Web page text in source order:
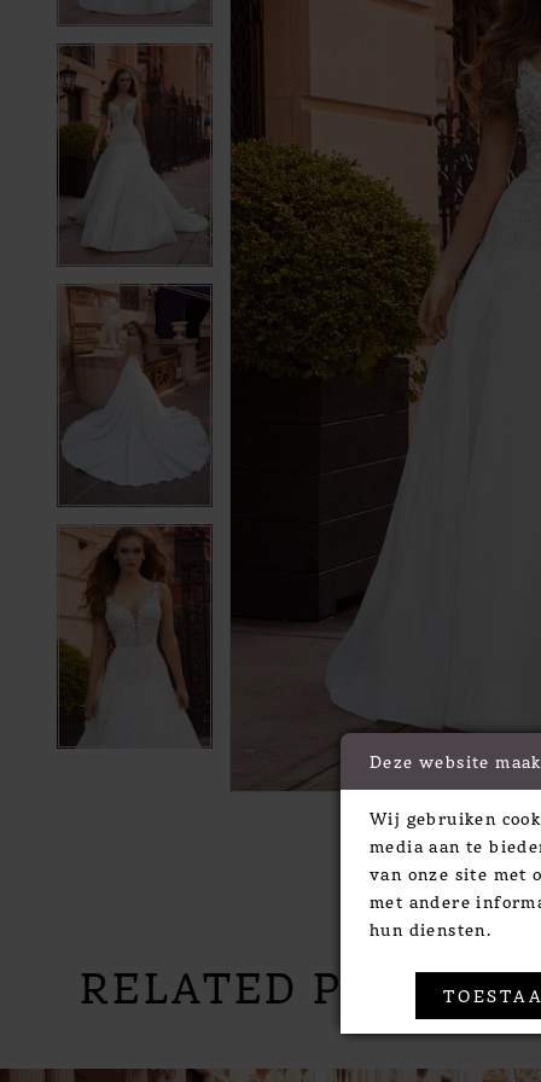
RELATED
AUTOPLAY
SLIDE
SLIDE
Deze website
Wij gebruiken
media aan te
van onze site met
met andere
hun diensten.